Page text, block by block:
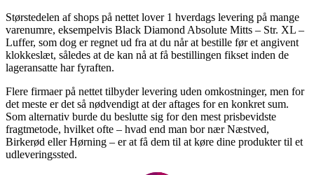
Størstedelen af shops på nettet lover 1 hverdags levering på mange
varenumre, eksempelvis Black Diamond Absolute Mitts – Str. XL –
Luffer, som dog er regnet ud fra at du når at bestille før et angivent
klokkeslæt, således at de kan nå at få bestillingen fikset inden de
lageransatte har fyraften.
Flere firmaer på nettet tilbyder levering uden omkostninger, men for
det meste er det så nødvendigt at der aftages for en konkret sum.
Som alternativ burde du beslutte sig for den mest prisbevidste
fragtmetode, hvilket ofte – hvad end man bor nær Næstved,
Birkerød eller Hørning – er at få dem til at køre dine produkter til et
udleveringssted.